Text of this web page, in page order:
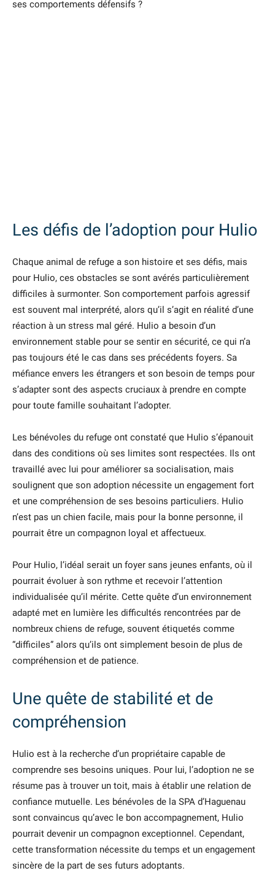
ses comportements défensifs ?
Les défis de l’adoption pour Hulio
Chaque animal de refuge a son histoire et ses défis, mais
pour Hulio, ces obstacles se sont avérés particulièrement
difficiles à surmonter. Son comportement parfois agressif
est souvent mal interprété, alors qu’il s’agit en réalité d’une
réaction à un stress mal géré. Hulio a besoin d’un
environnement stable pour se sentir en sécurité, ce qui n’a
pas toujours été le cas dans ses précédents foyers. Sa
méfiance envers les étrangers et son besoin de temps pour
s’adapter sont des aspects cruciaux à prendre en compte
pour toute famille souhaitant l’adopter.
Les bénévoles du refuge ont constaté que Hulio s’épanouit
dans des conditions où ses limites sont respectées. Ils ont
travaillé avec lui pour améliorer sa socialisation, mais
soulignent que son adoption nécessite un engagement fort
et une compréhension de ses besoins particuliers. Hulio
n’est pas un chien facile, mais pour la bonne personne, il
pourrait être un compagnon loyal et affectueux.
Pour Hulio, l’idéal serait un foyer sans jeunes enfants, où il
pourrait évoluer à son rythme et recevoir l’attention
individualisée qu’il mérite. Cette quête d’un environnement
adapté met en lumière les difficultés rencontrées par de
nombreux chiens de refuge, souvent étiquetés comme
“difficiles” alors qu’ils ont simplement besoin de plus de
compréhension et de patience.
Une quête de stabilité et de
compréhension
Hulio est à la recherche d’un propriétaire capable de
comprendre ses besoins uniques. Pour lui, l’adoption ne se
résume pas à trouver un toit, mais à établir une relation de
confiance mutuelle. Les bénévoles de la SPA d’Haguenau
sont convaincus qu’avec le bon accompagnement, Hulio
pourrait devenir un compagnon exceptionnel. Cependant,
cette transformation nécessite du temps et un engagement
sincère de la part de ses futurs adoptants.